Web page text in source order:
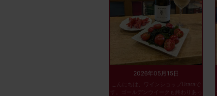
2026年05月15日
こんにちは、ワインショップUraraで
す。ゴールデンウイークも終わりあっ